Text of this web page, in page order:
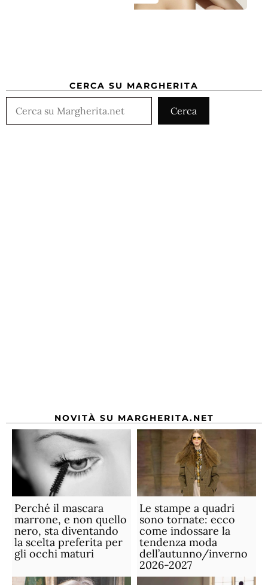
CERCA SU MARGHERITA
Cerca
NOVITÀ SU MARGHERITA.NET
Perché il mascara
marrone, e non quello
nero, sta diventando
la scelta preferita per
gli occhi maturi
Le stampe a quadri
sono tornate: ecco
come indossare la
tendenza moda
dell’autunno/inverno
2026-2027